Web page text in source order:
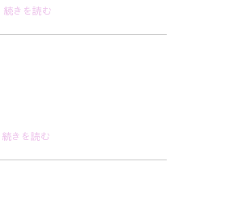
続きを読む
続きを読む